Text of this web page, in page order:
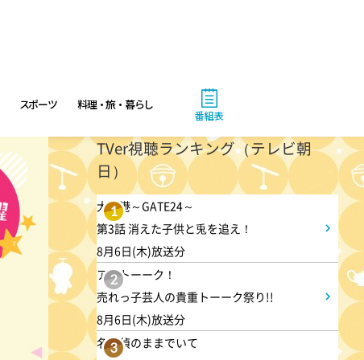
スポーツ 料理・旅・暮らし
番組表
TVer視聴ランキング（テレビ朝
日）
1
大空港～GATE24～
第3話 消えた子供と兎を追え！
8月6日(木)放送分
2
アメトーーク！
売れっ子芸人の貴重トーーク祭り!!
8月6日(木)放送分
3
名探偵のままでいて
クレヨンしんちゃん 【スワン
午後 5:00
ン】ほか
午後 5:30
ANNスーパーJチャンネル